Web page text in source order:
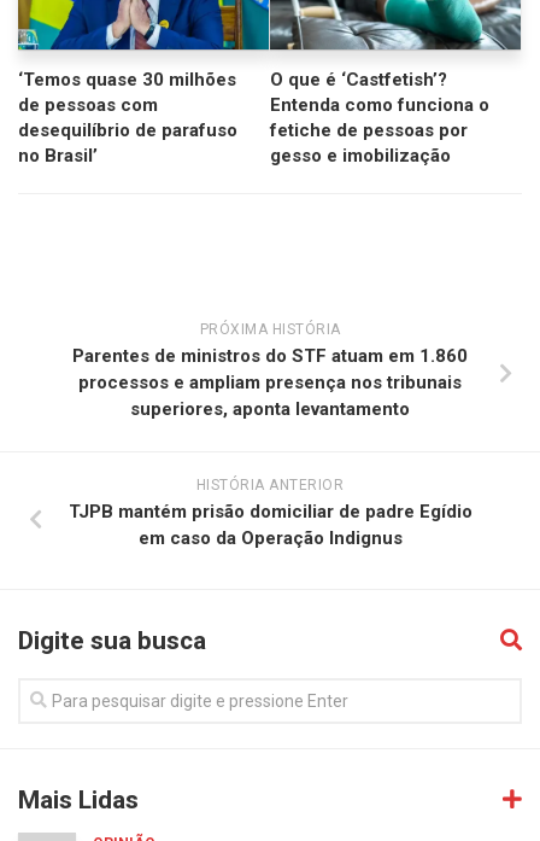
‘Temos quase 30 milhões
de pessoas com
desequilíbrio de parafuso
no Brasil’
O que é ‘Castfetish’?
Entenda como funciona o
fetiche de pessoas por
gesso e imobilização
PRÓXIMA HISTÓRIA
Parentes de ministros do STF atuam em 1.860
processos e ampliam presença nos tribunais
superiores, aponta levantamento
HISTÓRIA ANTERIOR
TJPB mantém prisão domiciliar de padre Egídio
em caso da Operação Indignus
Digite sua busca
Mais Lidas